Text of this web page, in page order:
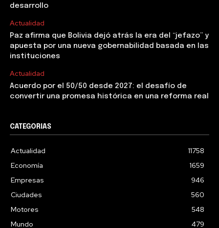
desarrollo
Actualidad
Paz afirma que Bolivia dejó atrás la era del “jefazo” y
apuesta por una nueva gobernabilidad basada en las
instituciones
Actualidad
Acuerdo por el 50/50 desde 2027: el desafío de
convertir una promesa histórica en una reforma real
CATEGORIAS
Actualidad
11758
Economía
1659
Empresas
946
Ciudades
560
Motores
548
Mundo
479